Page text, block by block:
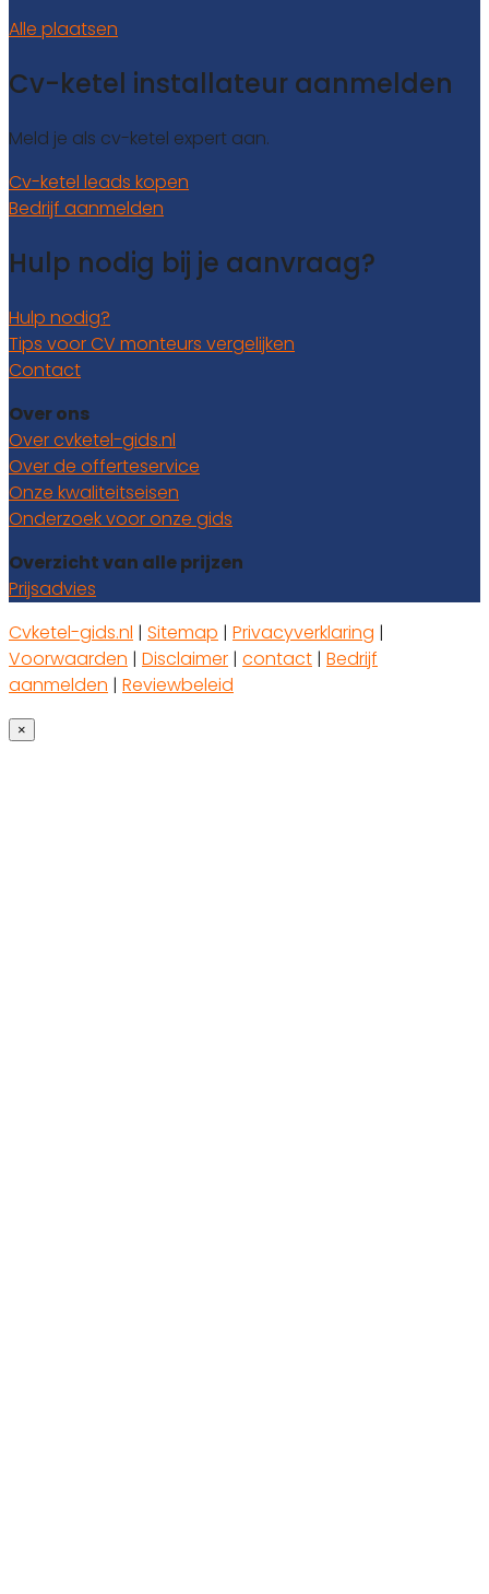
Alle plaatsen
Cv-ketel installateur aanmelden
Meld je als cv-ketel expert aan.
Cv-ketel leads kopen
Bedrijf aanmelden
Hulp nodig bij je aanvraag?
Hulp nodig?
Tips voor CV monteurs vergelijken
Contact
Over ons
Over cvketel-gids.nl
Over de offerteservice
Onze kwaliteitseisen
Onderzoek voor onze gids
Overzicht van alle prijzen
Prijsadvies
Cvketel-gids.nl | Sitemap | Privacyverklaring |
Voorwaarden | Disclaimer | contact | Bedrijf
aanmelden | Reviewbeleid
×